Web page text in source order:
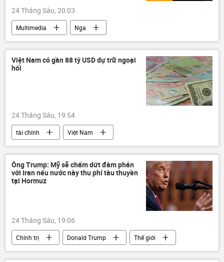
24 Tháng Sáu, 20:03
Multimedia
Nga
Margarita Simonyan
MIA Rossiya Segodnya
Sputnik
Thế giới
Việt Nam có gần 88 tỷ USD dự trữ ngoại
hối
24 Tháng Sáu, 19:54
tài chính
Việt Nam
Ngân hàng Nhà nước
ngân hàng
Kinh tế
thông tin Bộ Tài Chính VN
Ông Trump: Mỹ sẽ chấm dứt đàm phán
với Iran nếu nước này thu phí tàu thuyền
tại Hormuz
24 Tháng Sáu, 19:06
Chính trị Donald Trump
Thế giới
Hoa Kỳ
Iran Xung đột Mỹ-Iran